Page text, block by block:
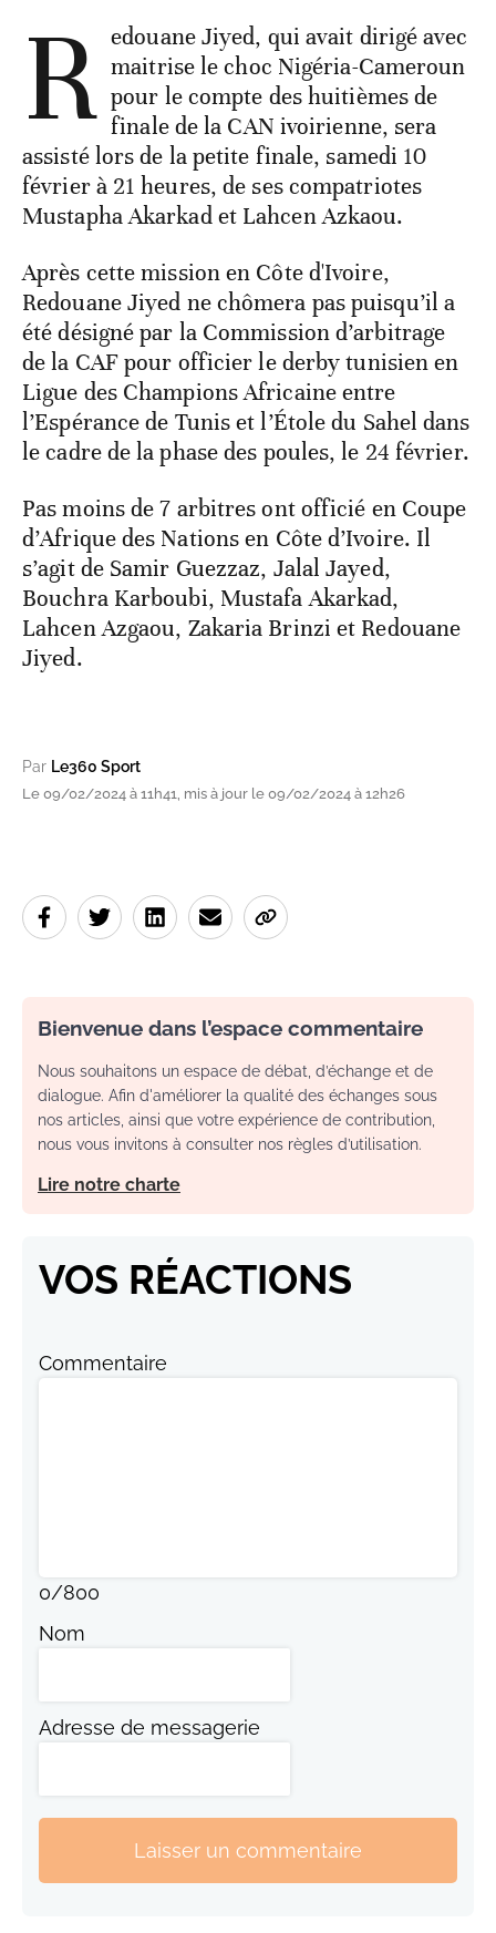
R edouane Jiyed, qui avait dirigé avec
maitrise le choc Nigéria-Cameroun
pour le compte des huitièmes de
finale de la CAN ivoirienne, sera
assisté lors de la petite finale, samedi 10
février à 21 heures, de ses compatriotes
Mustapha Akarkad et Lahcen Azkaou.
Après cette mission en Côte d'Ivoire,
Redouane Jiyed ne chômera pas puisqu’il a
été désigné par la Commission d’arbitrage
de la CAF pour officier le derby tunisien en
Ligue des Champions Africaine entre
l’Espérance de Tunis et l’Étole du Sahel dans
le cadre de la phase des poules, le 24 février.
Pas moins de 7 arbitres ont officié en Coupe
d’Afrique des Nations en Côte d’Ivoire. Il
s’agit de Samir Guezzaz, Jalal Jayed,
Bouchra Karboubi, Mustafa Akarkad,
Lahcen Azgaou, Zakaria Brinzi et Redouane
Jiyed.
Par Le360 Sport
Le 09/02/2024 à 11h41, mis à jour le 09/02/2024 à 12h26
Bienvenue dans l’espace commentaire
Nous souhaitons un espace de débat, d’échange et de
dialogue. Afin d'améliorer la qualité des échanges sous
nos articles, ainsi que votre expérience de contribution,
nous vous invitons à consulter nos règles d’utilisation.
Lire notre charte
VOS RÉACTIONS
Commentaire
0/800
Nom
Adresse de messagerie
Laisser un commentaire